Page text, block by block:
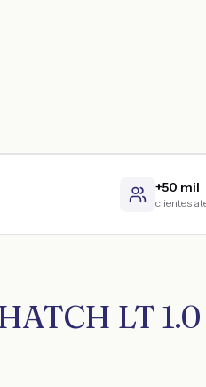
+50 mil
clientes
LT